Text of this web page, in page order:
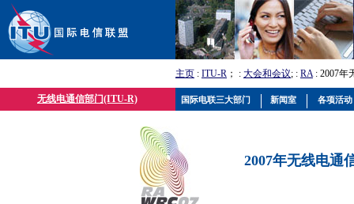
主页 : ITU-R ； : 大会和会议; : RA: 2007年
无线电通信部门(ITU-R)
2007年无线电通
国际电联三大部门 新闻室 各项活动